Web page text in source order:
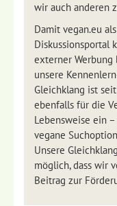
wir auch anderen
Damit vegan.eu
Diskussionsportal
externer Werbung
unsere
Gleichklang ist
ebenfalls für die
Lebensweise ein
vegane
Unsere
möglich, dass wir
Beitrag zur